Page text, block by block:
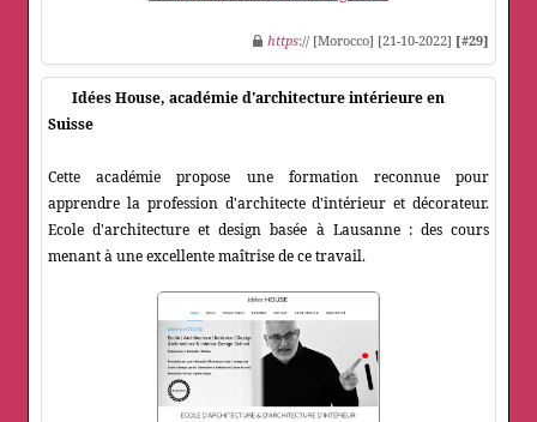
https:// [Morocco] [21-10-2022] [#29]
Idées House, académie d'architecture intérieure en
Suisse
Cette académie propose une formation reconnue pour
apprendre la profession d'architecte d'intérieur et décorateur.
Ecole d'architecture et design basée à Lausanne : des cours
menant à une excellente maîtrise de ce travail.